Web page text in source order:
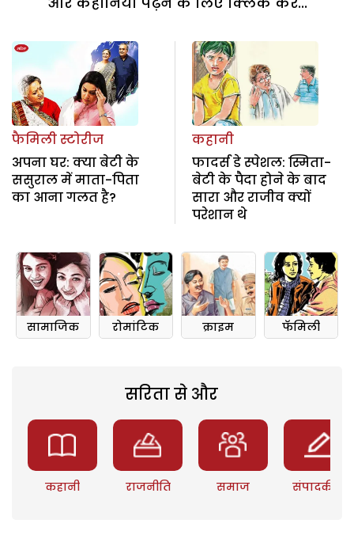
फैमिली स्टोरीज
अपना घर: क्या बेटी के
ससुराल में माता-पिता
का आना गलत है?
कहानी
फादर्स डे स्पेशल: स्मिता-
बेटी के पैदा होने के बाद
सारा और राजीव क्यों
परेशान थे
सामाजिक रोमांटिक क्राइम फॅमिली
सरिता से और
कहानी राजनीति समाज संपादकीय